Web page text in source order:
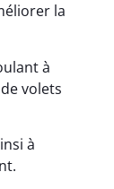
la
à
volets
à